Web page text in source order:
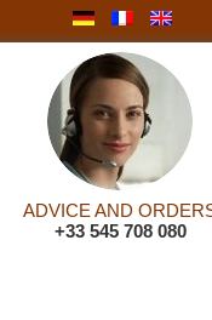
ADVICE AND
+33 545 708 080